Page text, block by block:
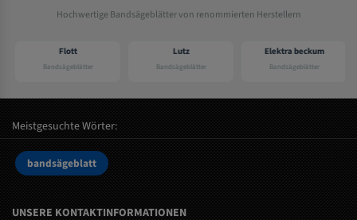
Hochwertige Bandsägeblätter von renommierten Herstellern
Flott
Bandsägeblätter
Lutz
Bandsägeblätter
Elektra beckum
Bandsägeblätter
Meistgesuchte Wörter:
bandsägeblatt
UNSERE KONTAKTINFORMATIONEN